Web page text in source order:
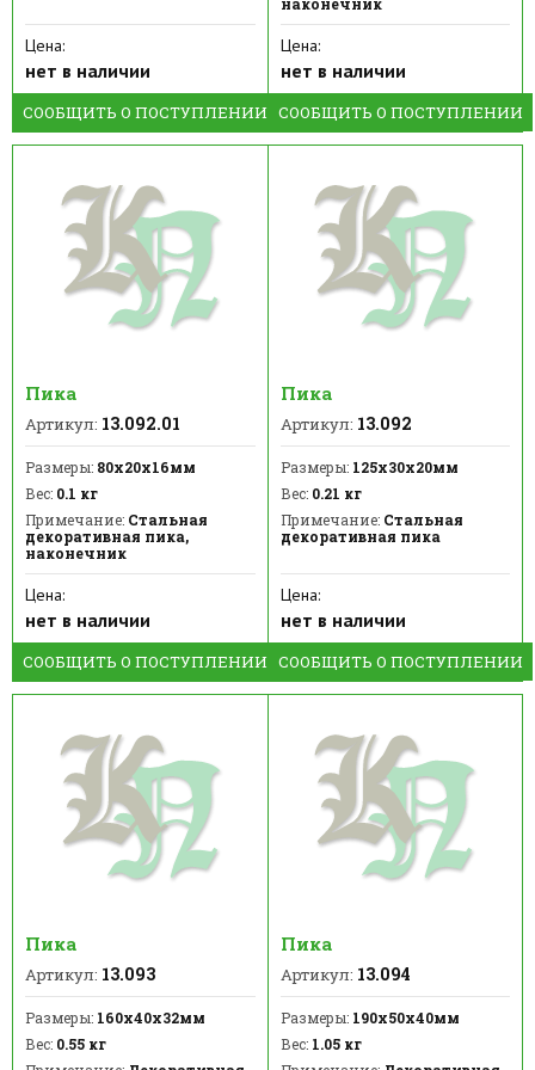
Цена:
нет в наличии
СООБЩИТЬ О ПОСТУПЛЕНИИ
Цена:
нет в наличии
СООБЩИТЬ О ПОСТУПЛЕНИИ
Пика
Артикул: 13.092.01
Размеры: 80х20х16мм
Вес: 0.1 кг
Примечание: Стальная
декоративная пика,
наконечник
Цена:
нет в наличии
СООБЩИТЬ О ПОСТУПЛЕНИИ
Пика
Артикул: 13.092
Размеры:125х30х20мм
Вес:0.21 кг
Примечание:Стальная
декоративная пика
Цена:
нет в наличии
СООБЩИТЬ О ПОСТУПЛЕНИИ
Пика
Артикул: 13.093
Размеры: 160х40х32мм
Вес: 0.55 кг
Пика
Артикул: 13.094
Размеры:190х50х40мм
Вес:1.05 кг